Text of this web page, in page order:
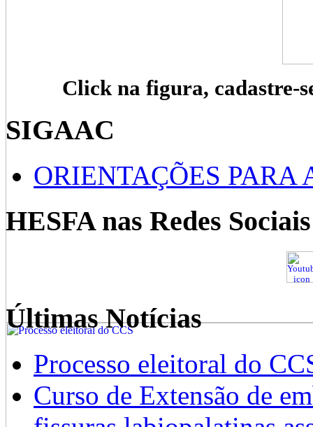
Click na figura, cadastre-
SIGAAC
ORIENTAÇÕES PARA
HESFA nas Redes Sociais
Últimas Notícias
Processo eleitoral do
Curso de Extensão de